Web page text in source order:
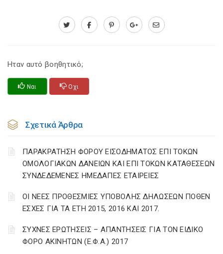
Ηταν αυτό βοηθητικό;
Ναι Οχι
Σχετικά Άρθρα
ΠΑΡΑΚΡΑΤΗΣΗ ΦΟΡΟΥ ΕΙΣΟΔΗΜΑΤΟΣ ΕΠΙ ΤΟΚΩΝ
ΟΜΟΛΟΓΙΑΚΩΝ ΔΑΝΕΙΩΝ ΚΑΙ ΕΠΙ ΤΟΚΩΝ ΚΑΤΑΘΕΣΕΩΝ
ΣΥΝΔΕΔΕΜΕΝΕΣ ΗΜΕΔΑΠΕΣ ΕΤΑΙΡΕΙΕΣ
ΟΙ ΝΕΕΣ ΠΡΟΘΕΣΜΙΕΣ ΥΠΟΒΟΛΗΣ ΔΗΛΩΣΕΩΝ ΠΟΘΕΝ
ΕΣΧΕΣ ΓΙΑ ΤΑ ΕΤΗ 2015, 2016 ΚΑΙ 2017.
ΣΥΧΝΕΣ ΕΡΩΤΗΣΕΙΣ – ΑΠΑΝΤΗΣΕΙΣ ΓΙΑ ΤΟΝ ΕΙΔΙΚΟ
ΦΟΡΟ ΑΚΙΝΗΤΩΝ (Ε.Φ.Α.) 2017